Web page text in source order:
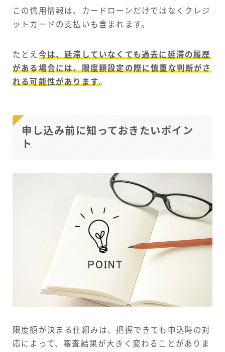
この信用情報は、カードローンだけではなくクレジ
ットカードの支払いも含まれます。
たとえ 今は、延滞していなくても過去に延滞の履歴
がある場合には、限度額設定の際に慎重な判断がさ
れる可能性があります。
申し込み前に知っておきたいポイン
ト
限度額が決まる仕組みは、把握できても申込時の対
応によって、審査結果が大きく変わることがありま